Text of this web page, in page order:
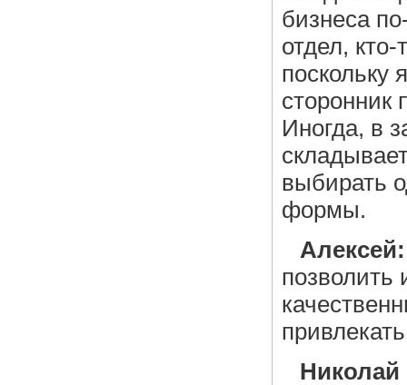
бизнеса
отдел,
поскольку
сторонник
Иногда, в
выбирать
формы.
Алексей: